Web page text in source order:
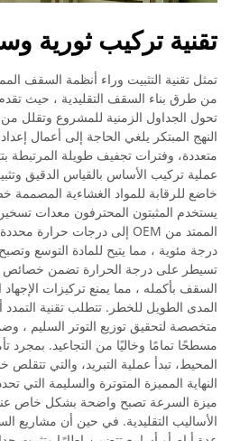
تقنية تركيب ثورية
من طرق بناء السقف التقليدية ، حيث
تحول الجداول الزمنية للمشروع وتقلل من
النهج المبتكر يلغي الحاجة إلى أعمال
متعددة، وفترات تجفيف طويلة المرتبطة
عملية تركيب الأساس بالقياس الدقيق
خاضع للرقابة للمواد الغشاءية المصممة
يستخدم المثبتون المحترفون معدات
درجة مئوية ، مما يتيح للمادة التوسع
تسيطر على درجة الحرارة تضمن خصائص
السقف بأكمله ، مما يمنع تركيزات
المدى الطويل للخطر. تتطلب تقنية
متخصصة لتحقيق توزيع التوتر السليم ،
مسطحًا تمامًا وخاليًا من التجاعيد. بمجرد
المحيط، تبدأ عملية التبريد، والتي تتقلص
ميزة السرعة تصبح واضحة بشكل خاص عند
الأساليب التقليدية. في حين أن مشاريع